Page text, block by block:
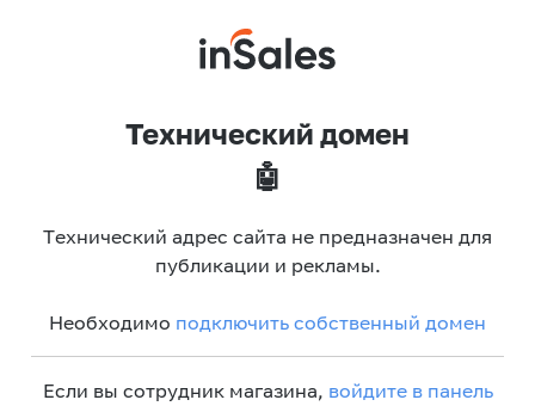
Технический домен
🤖
Технический адрес сайта не предназначен для
публикации и рекламы.
Необходимо подключить собственный домен
Если вы сотрудник магазина, войдите в панель